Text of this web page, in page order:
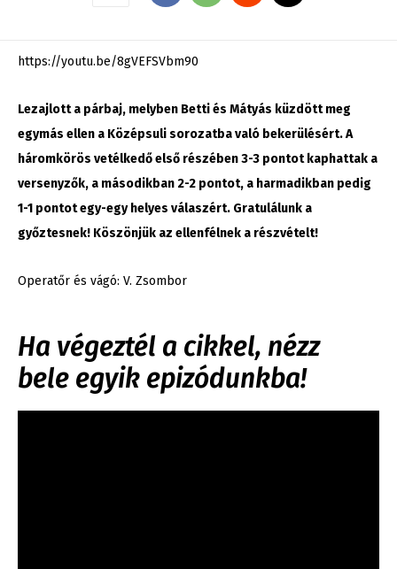
https://youtu.be/8gVEFSVbm90
Lezajlott a párbaj, melyben Betti és Mátyás küzdött meg
egymás ellen a Középsuli sorozatba való bekerülésért. A
háromkörös vetélkedő első részében 3-3 pontot kaphattak a
versenyzők, a másodikban 2-2 pontot, a harmadikban pedig
1-1 pontot egy-egy helyes válaszért. Gratulálunk a
győztesnek! Köszönjük az ellenfélnek a részvételt!
Operatőr és vágó: V. Zsombor
Ha végeztél a cikkel, nézz
bele egyik epizódunkba!